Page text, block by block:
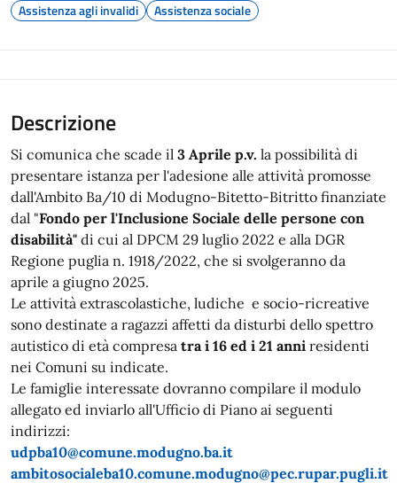
Assistenza agli invalidi Assistenza sociale
Descrizione
Si comunica che scade il 3 Aprile p.v. la possibilità di
presentare istanza per l'adesione alle attività promosse
dall'Ambito Ba/10 di Modugno-Bitetto-Bitritto finanziate
dal "Fondo per l'Inclusione Sociale delle persone con
disabilità" di cui al DPCM 29 luglio 2022 e alla DGR
Regione puglia n. 1918/2022, che si svolgeranno da
aprile a giugno 2025.
Le attività extrascolastiche, ludiche e socio-ricreative
sono destinate a ragazzi affetti da disturbi dello spettro
autistico di età compresa tra i 16 ed i 21 anni residenti
nei Comuni su indicate.
Le famiglie interessate dovranno compilare il modulo
allegato ed inviarlo all'Ufficio di Piano ai seguenti
indirizzi:
udpba10@comune.modugno.ba.it
ambitosocialeba10.comune.modugno@pec.rupar.pugli.it